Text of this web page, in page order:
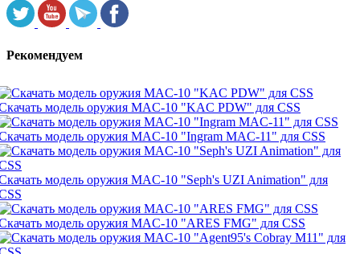
Рекомендуем
модель оружия MAC-10 "KAC PDW" для CSS
модель оружия MAC-10 "Ingram MAC-11" для CSS
модель оружия MAC-10 "Seph's UZI Animation" для
модель оружия MAC-10 "ARES FMG" для CSS